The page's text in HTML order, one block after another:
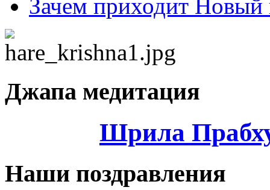
Зачем приходит Новый
Джапа медитация
Шрила
Наши поздравления